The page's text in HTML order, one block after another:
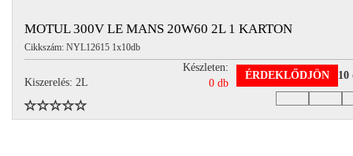
MOTUL 300V LE MANS 20W60 2L 1 KARTON
Cikkszám: NYL12615 1x10db
Kiszerelés: 2L
Készleten:
0 db
ÉRDEKLŐDJÖN 10